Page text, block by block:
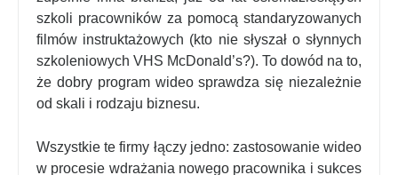
szkoli pracowników za pomocą standaryzowanych
filmów instruktażowych (kto nie słyszał o słynnych
szkoleniowych VHS McDonald’s?). To dowód na to,
że dobry program wideo sprawdza się niezależnie
od skali i rodzaju biznesu.
Wszystkie te firmy łączy jedno: zastosowanie wideo
w procesie wdrażania nowego pracownika i sukces